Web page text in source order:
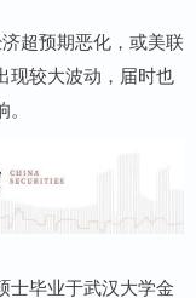
超预期恶化，或美联
现较大波动，届时也
毕业于武汉大学金